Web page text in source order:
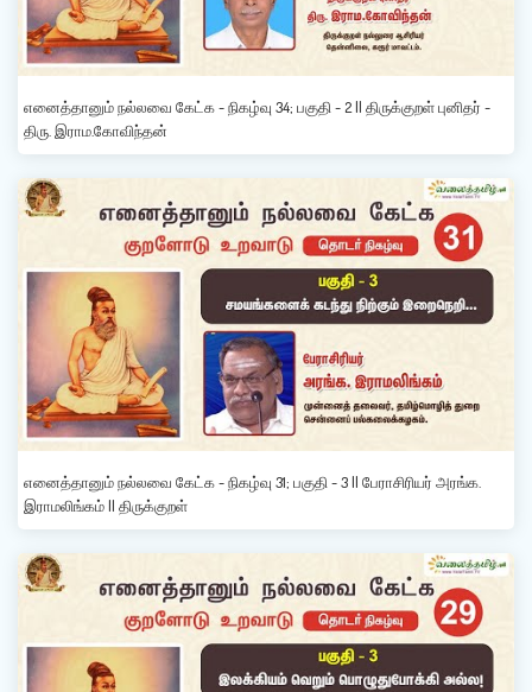
எனைத்தானும் நல்லவை கேட்க - நிகழ்வு 34; பகுதி - 2 || திருக்குறள் புனிதர் -
திரு. இராம.கோவிந்தன்
எனைத்தானும் நல்லவை கேட்க - நிகழ்வு 31; பகுதி - 3 || பேராசிரியர் அரங்க.
இராமலிங்கம் || திருக்குறள்